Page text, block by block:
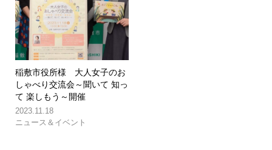
稲敷市役所様 大人女子のお
しゃべり交流会～聞いて 知っ
て 楽しもう～開催
2023.11.18
ニュース＆イベント